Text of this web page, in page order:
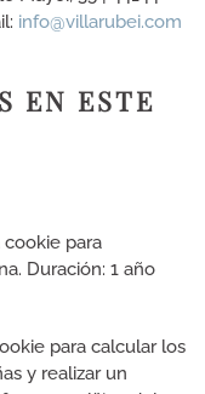
info@villarubei.com
EN ESTE
para
Duración: 1 año
para calcular los
y realizar un